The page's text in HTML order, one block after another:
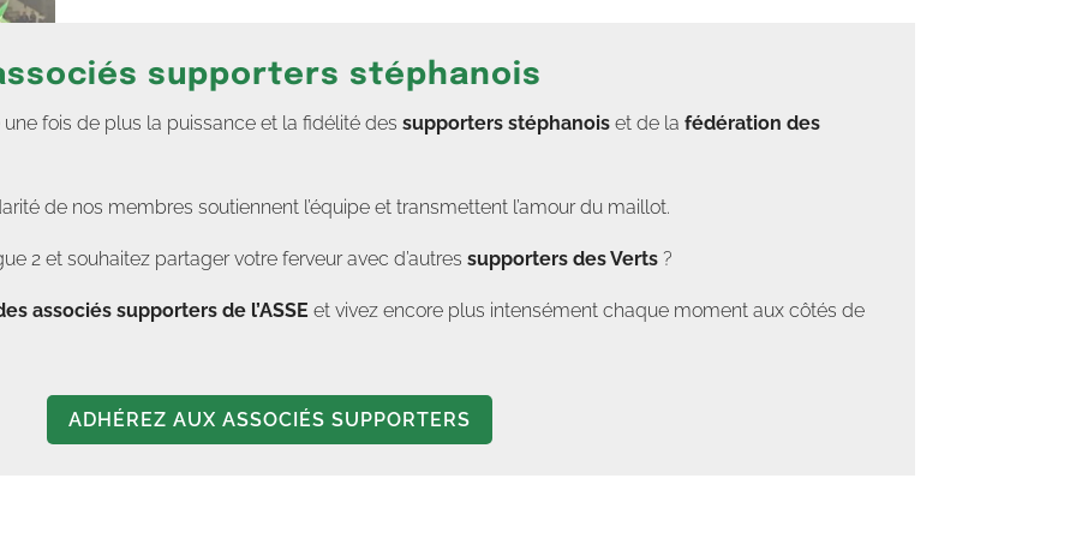
-
FC -
supporters stéphanois
fois de plus la puissance et la fidélité des supporters stéphanois et de la fédération des
de nos membres soutiennent l’équipe et transmettent l’amour du maillot.
2 et souhaitez partager votre ferveur avec d’autres supporters des Verts ?
associés supporters de l’ASSE et vivez encore plus intensément chaque moment aux côtés de
ADHÉREZ AUX ASSOCIÉS SUPPORTERS